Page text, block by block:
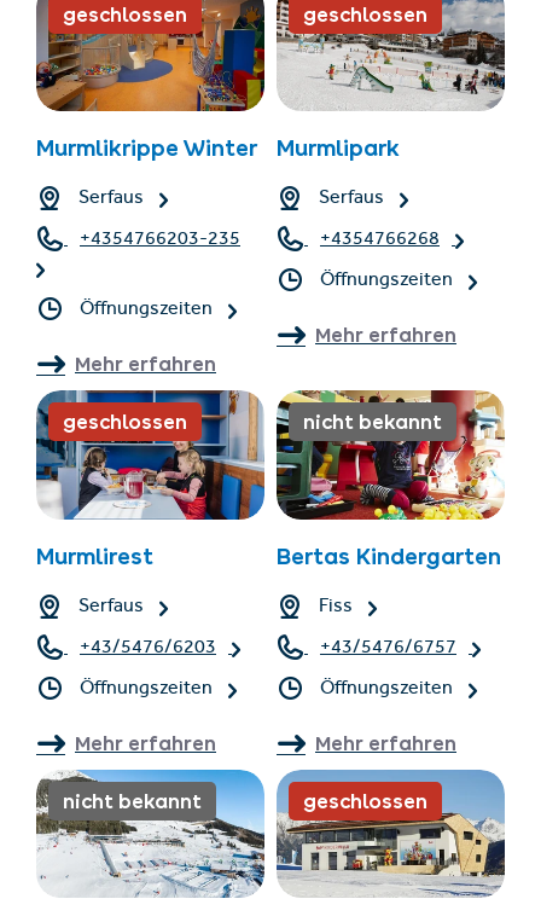
geschlossen
Murmlikrippe Winter
Serfaus
+4354766203-235
Öffnungszeiten
Mehr erfahren
geschlossen
Murmlipark
Serfaus
+4354766268
Öffnungszeiten
Mehr erfahren
geschlossen
Murmlirest
Serfaus
+43/5476/6203
Öffnungszeiten
Mehr erfahren
nicht bekannt
Bertas Kindergarten
Fiss
+43/5476/6757
Öffnungszeiten
Mehr erfahren
nicht bekannt geschlossen